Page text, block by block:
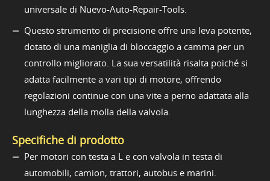
universale di Nuevo-Auto-Repair-Tools.
Questo strumento di precisione offre una leva potente,
dotato di una maniglia di bloccaggio a camma per un
controllo migliorato. La sua versatilità risalta poiché si
adatta facilmente a vari tipi di motore, offrendo
regolazioni continue con una vite a perno adattata alla
lunghezza della molla della valvola.
Specifiche di prodotto
Per motori con testa a L e con valvola in testa di
automobili, camion, trattori, autobus e marini.